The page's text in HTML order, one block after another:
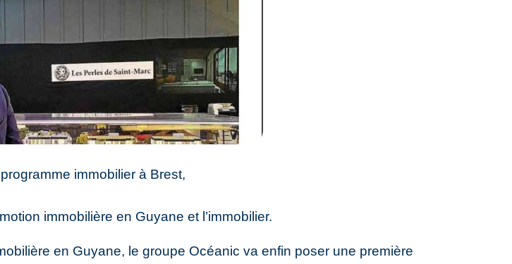
immobilier à Brest,
immobilière en Guyane et l’immobilier.
en Guyane, le groupe Océanic va enfin poser une première